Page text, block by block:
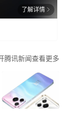
了解详情
腾讯新闻查看更多